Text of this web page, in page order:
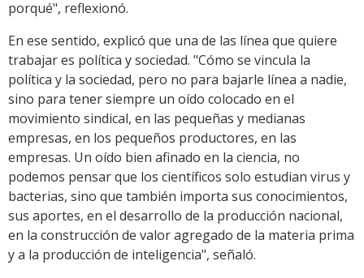
porqué", reflexionó.
En ese sentido, explicó que una de las línea que quiere
trabajar es política y sociedad. "Cómo se vincula la
política y la sociedad, pero no para bajarle línea a nadie,
sino para tener siempre un oído colocado en el
movimiento sindical, en las pequeñas y medianas
empresas, en los pequeños productores, en las
empresas. Un oído bien afinado en la ciencia, no
podemos pensar que los científicos solo estudian virus y
bacterias, sino que también importa sus conocimientos,
sus aportes, en el desarrollo de la producción nacional,
en la construcción de valor agregado de la materia prima
y a la producción de inteligencia", señaló.